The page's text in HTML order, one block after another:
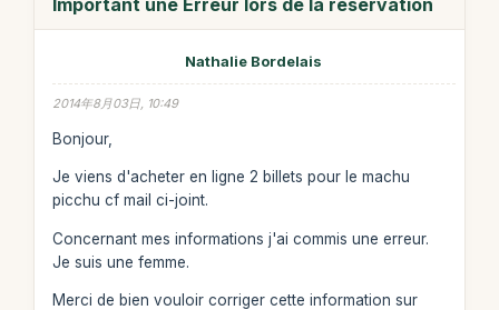
Important une Erreur lors de la réservation
Nathalie Bordelais
2014年8月03日, 10:49
Bonjour,
Je viens d'acheter en ligne 2 billets pour le machu
picchu cf mail ci-joint.
Concernant mes informations j'ai commis une erreur.
Je suis une femme.
Merci de bien vouloir corriger cette information sur